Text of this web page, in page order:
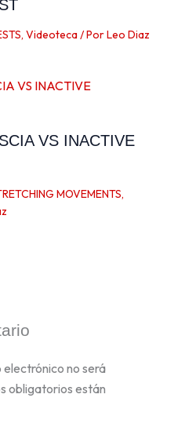
, Videoteca/ PorLeo Diaz
VS INACTIVE
MOVEMENTS,
electrónico no será
obligatorios están